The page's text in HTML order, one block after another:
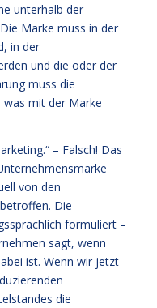
unterhalb der
Marke muss in der
in der
und die oder der
muss die
was mit der Marke
– Falsch! Das
von den
Die
formuliert –
sagt, wenn
ist. Wenn wir jetzt
die